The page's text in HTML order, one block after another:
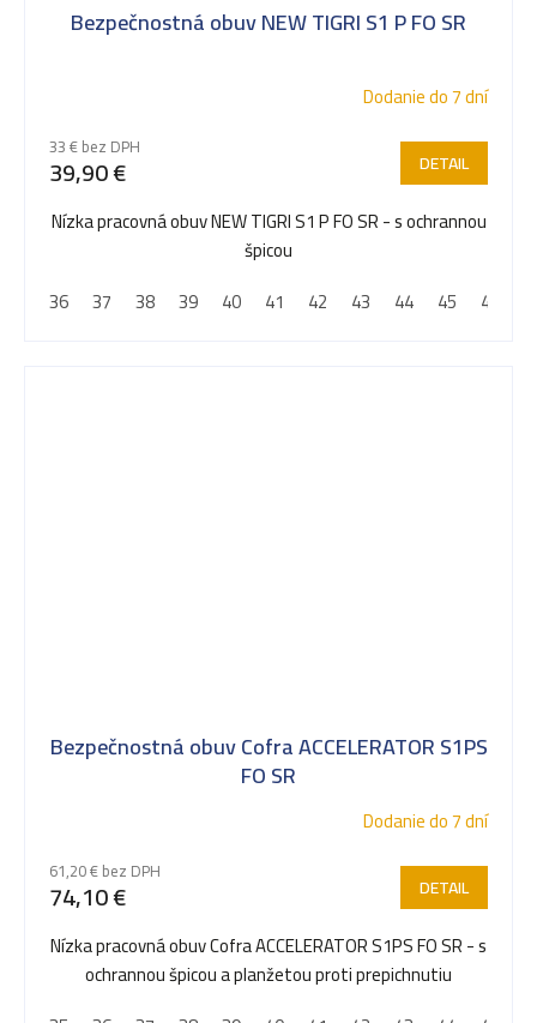
Bezpečnostná obuv NEW TIGRI S1 P FO SR
Dodanie do 7 dní
33 € bez DPH
39,90 € DETAIL
Nízka pracovná obuv NEW TIGRI S1 P FO SR - s ochrannou
špicou
36
37 38 39 40 41 42 43 44 45 46
Bezpečnostná obuv Cofra ACCELERATOR S1PS
FO SR
Dodanie do 7 dní
61,20 € bez DPH
74,10 € DETAIL
Nízka pracovná obuv Cofra ACCELERATOR S1PS FO SR - s
ochrannou špicou a planžetou proti prepichnutiu